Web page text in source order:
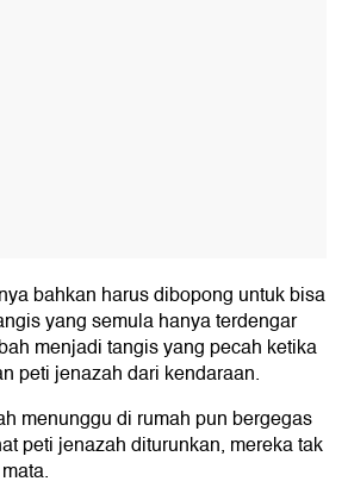
bahkan harus dibopong untuk bisa
yang semula hanya terdengar
menjadi tangis yang pecah ketika
peti jenazah dari kendaraan.
menunggu di rumah pun bergegas
peti jenazah diturunkan, mereka tak